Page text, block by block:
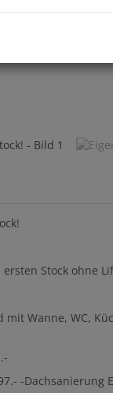
Stock ohne
Wanne, WC,
-Dachsanierung